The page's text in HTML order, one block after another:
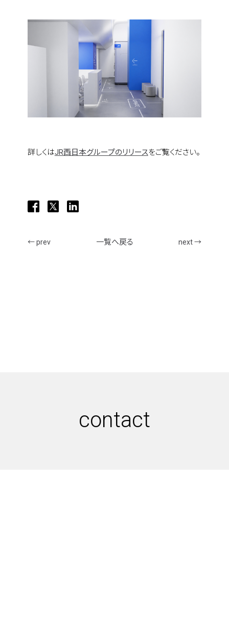
who we are
what we do
projects
journal
詳しくはJR西日本グループのリリースをご覧ください。
← prev 一覧へ戻る next →
contact